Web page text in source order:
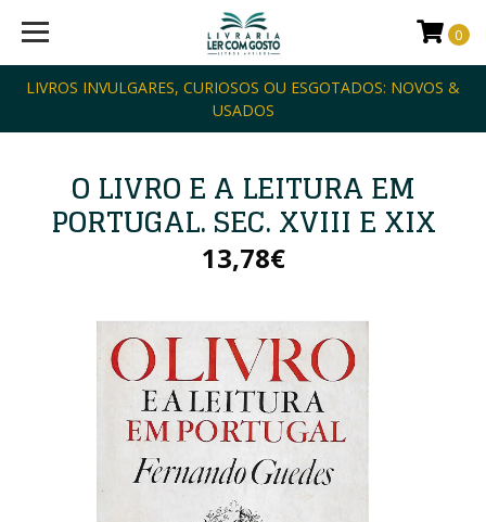
LIVROS INVULGARES, CURIOSOS OU ESGOTADOS: NOVOS &
USADOS
0
O LIVRO E A LEITURA EM
PORTUGAL. SEC. XVIII E XIX
13,78€